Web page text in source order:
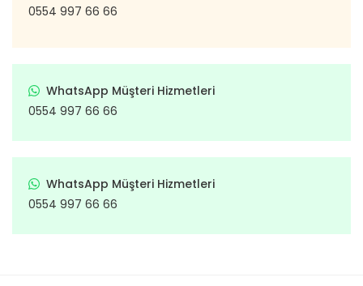
0554 997 66 66
WhatsApp Müşteri Hizmetleri
0554 997 66 66
WhatsApp Müşteri Hizmetleri
0554 997 66 66